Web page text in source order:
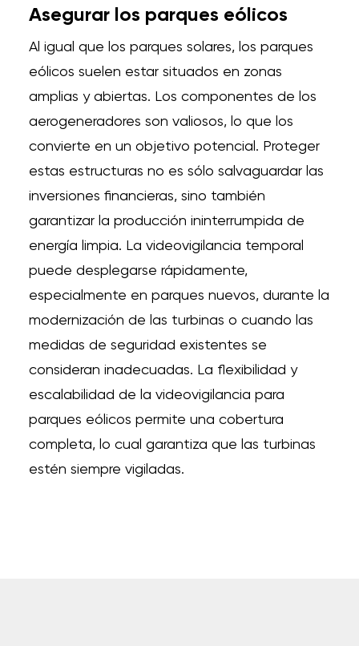
Asegurar los parques eólicos
Al igual que los parques solares, los parques
eólicos suelen estar situados en zonas
amplias y abiertas. Los componentes de los
aerogeneradores son valiosos, lo que los
convierte en un objetivo potencial. Proteger
estas estructuras no es sólo salvaguardar las
inversiones financieras, sino también
garantizar la producción ininterrumpida de
energía limpia. La videovigilancia temporal
puede desplegarse rápidamente,
especialmente en parques nuevos, durante la
modernización de las turbinas o cuando las
medidas de seguridad existentes se
consideran inadecuadas. La flexibilidad y
escalabilidad de la videovigilancia para
parques eólicos permite una cobertura
completa, lo cual garantiza que las turbinas
estén siempre vigiladas.